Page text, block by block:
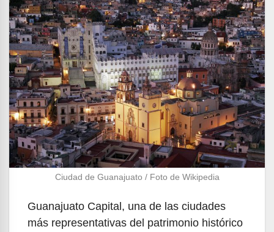
Ciudad de Guanajuato / Foto de Wikipedia
Guanajuato Capital, una de las ciudades
más representativas del patrimonio histórico